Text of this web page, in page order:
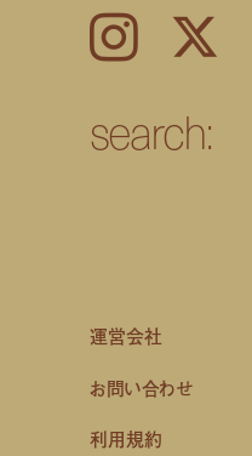
Instagram 𝕏
search:
運営会社
お問い合わせ
利用規約